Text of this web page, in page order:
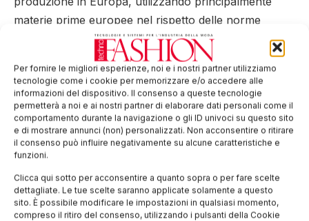
Per fornire le migliori esperienze, noi e i nostri partner utilizziamo
tecnologie come i cookie per memorizzare e/o accedere alle
informazioni del dispositivo. Il consenso a queste tecnologie
permetterà a noi e ai nostri partner di elaborare dati personali come il
comportamento durante la navigazione o gli ID univoci su questo sito
e di mostrare annunci (non) personalizzati. Non acconsentire o ritirare
il consenso può influire negativamente su alcune caratteristiche e
funzioni.
Clicca qui sotto per acconsentire a quanto sopra o per fare scelte
dettagliate. Le tue scelte saranno applicate solamente a questo
sito. È possibile modificare le impostazioni in qualsiasi momento,
compreso il ritiro del consenso, utilizzando i pulsanti della Cookie
materie prime europee nel rispetto delle norme
comunitarie in materia di gestione della qualità, scelta
dei fornitori di materiali, attenzione per l’ambiente e la
salute dei lavoratori.
Tag: colori cucirini cuciture Guetermann Mara
EDICOLA WEB